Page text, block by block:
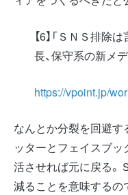
【6】「ＳＮＳ排除
長、保守系の新メ
https://vpoint.jp/
なんとか分裂を回避す
ッターとフェイスブ
活させれば元に戻る。
減ることを意味するの